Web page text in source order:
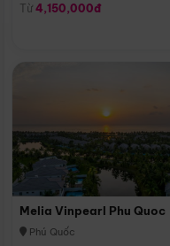
Từ 4,150,000đ
Melia Vinpearl Phu Quoc
Phú Quốc